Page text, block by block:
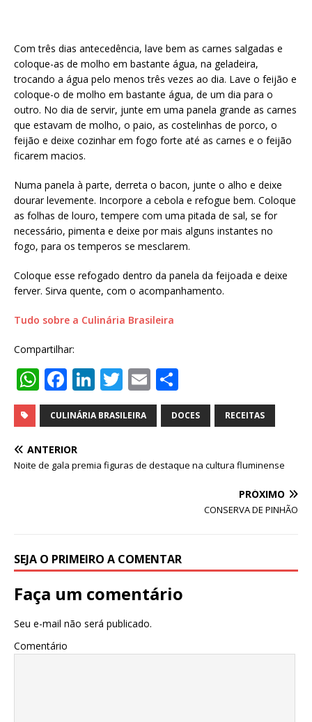
Com três dias antecedência, lave bem as carnes salgadas e
coloque-as de molho em bastante água, na geladeira,
trocando a água pelo menos três vezes ao dia. Lave o feijão e
coloque-o de molho em bastante água, de um dia para o
outro. No dia de servir, junte em uma panela grande as carnes
que estavam de molho, o paio, as costelinhas de porco, o
feijão e deixe cozinhar em fogo forte até as carnes e o feijão
ficarem macios.
Numa panela à parte, derreta o bacon, junte o alho e deixe
dourar levemente. Incorpore a cebola e refogue bem. Coloque
as folhas de louro, tempere com uma pitada de sal, se for
necessário, pimenta e deixe por mais alguns instantes no
fogo, para os temperos se mesclarem.
Coloque esse refogado dentro da panela da feijoada e deixe
ferver. Sirva quente, com o acompanhamento.
Tudo sobre a Culinária Brasileira
Compartilhar:
W
h
at
s
A
F
a
c
e
b
Li
n
k
dI
T
w
it
r
E
m
ai
h
ar
CULINÁRIA BRASILEIRA DOCES RECEITAS
ANTERIOR
Noite de gala premia figuras de destaque na cultura fluminense
PRÓXIMO
CONSERVA DE PINHÃO
SEJA O PRIMEIRO A COMENTAR
Faça um comentário
Seu e-mail não será publicado.
Comentário